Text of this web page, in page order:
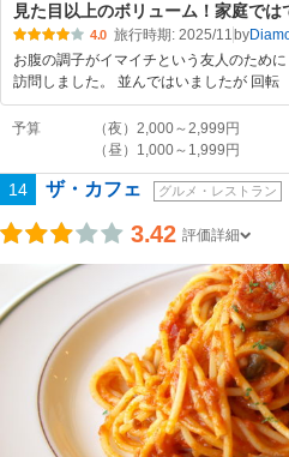
見た目以上のボリューム！家庭では
4.0 旅行時期: 2025/11 by
お腹の調子がイマイチという友人のため
訪問しました。 並んではいましたが 回転
予算
（夜）2,000～2,999円
（昼）1,000～1,999円
14 ザ・カフェ グルメ・レストラン
3.42 評価詳細